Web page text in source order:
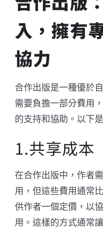
入，擁有
協力
合作出版是一種優於
需要負擔一部分費用
的支持和協助。以下
1.共享成本
在合作出版中，作者
用，但這些費用通常
供作者一個定價，以
用。這樣的方式通常